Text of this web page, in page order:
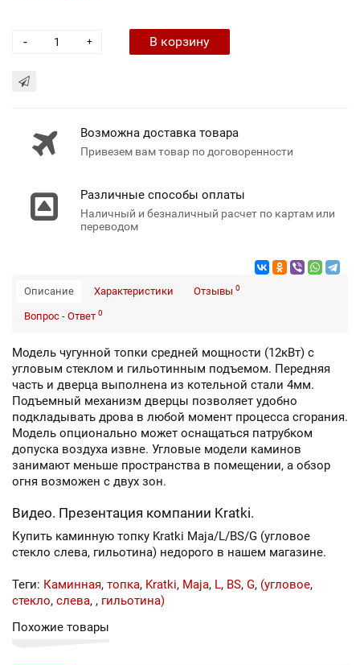
+
- В корзину
Возможна доставка товара
Привезем вам товар по договоренности
Различные способы оплаты
Наличный и безналичный расчет по картам или
переводом
Описание Характеристики Отзывы 0
Вопрос - Ответ 0
Модель чугунной топки средней мощности (12кВт) с
угловым стеклом и гильотинным подъемом. Передняя
часть и дверца выполнена из котельной стали 4мм.
Подъемный механизм дверцы позволяет удобно
подкладывать дрова в любой момент процесса сгорания.
Модель опционально может оснащаться патрубком
допуска воздуха извне. Угловые модели каминов
занимают меньше пространства в помещении, а обзор
огня возможен с двух зон.
Видео. Презентация компании Kratki.
Купить каминную топку Kratki Maja/L/BS/G (угловое
стекло слева, гильотина) недорого в нашем магазине.
Теги: Каминная, топка, Kratki, Maja, L, BS, G, (угловое,
стекло, слева, , гильотина)
Похожие товары